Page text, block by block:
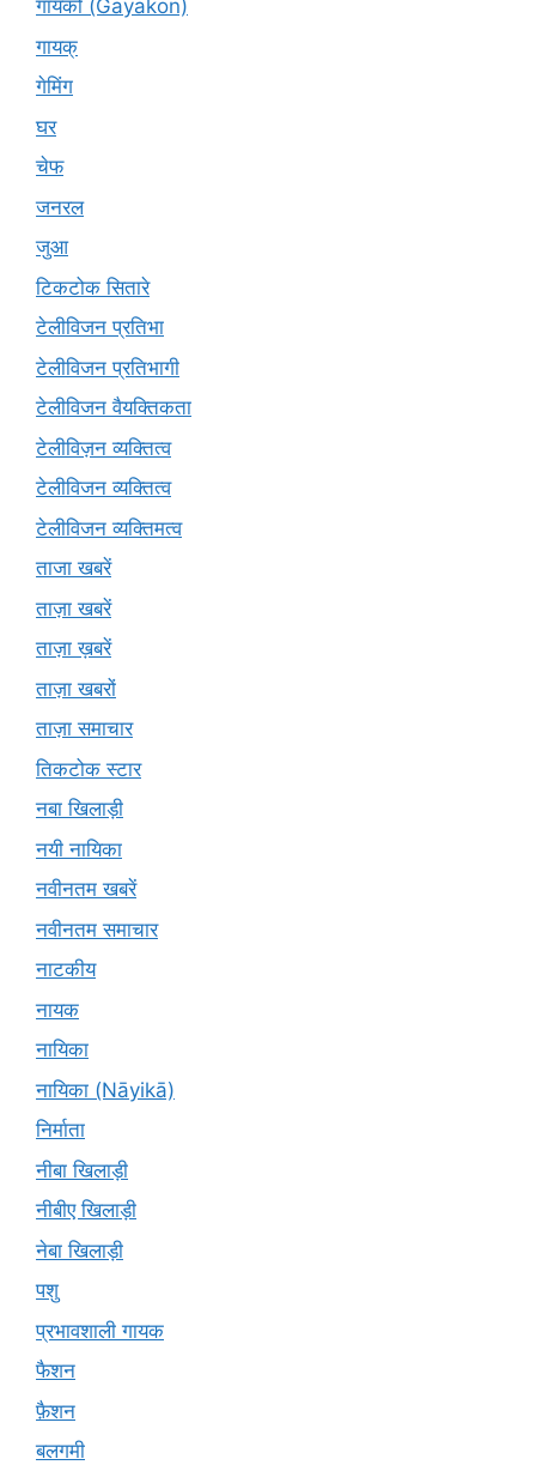
गायकों (Gāyakon)
गायक्
गेमिंग
घर
चेफ
जनरल
जुआ
टिकटोक सितारे
टेलीविजन प्रतिभा
टेलीविजन प्रतिभागी
टेलीविजन वैयक्तिकता
टेलीविज़न व्यक्तित्व
टेलीविजन व्यक्तित्व
टेलीविजन व्यक्तिमत्व
ताजा खबरें
ताज़ा खबरें
ताज़ा ख़बरें
ताज़ा खबरों
ताज़ा समाचार
तिकटोक स्टार
नबा खिलाड़ी
नयी नायिका
नवीनतम खबरें
नवीनतम समाचार
नाटकीय
नायक
नायिका
नायिका (Nāyikā)
निर्माता
नीबा खिलाड़ी
नीबीए खिलाड़ी
नेबा खिलाड़ी
पशु
प्रभावशाली गायक
फैशन
फ़ैशन
बलगमी